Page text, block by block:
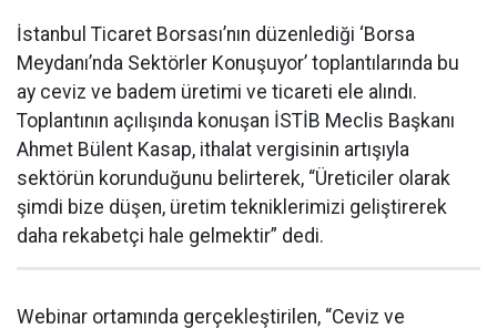
İstanbul Ticaret Borsası’nın düzenlediği ‘Borsa
Meydanı’nda Sektörler Konuşuyor’ toplantılarında bu
ay ceviz ve badem üretimi ve ticareti ele alındı.
Toplantının açılışında konuşan İSTİB Meclis Başkanı
Ahmet Bülent Kasap, ithalat vergisinin artışıyla
sektörün korunduğunu belirterek, “Üreticiler olarak
şimdi bize düşen, üretim tekniklerimizi geliştirerek
daha rekabetçi hale gelmektir” dedi.
Webinar ortamında gerçekleştirilen, “Ceviz ve